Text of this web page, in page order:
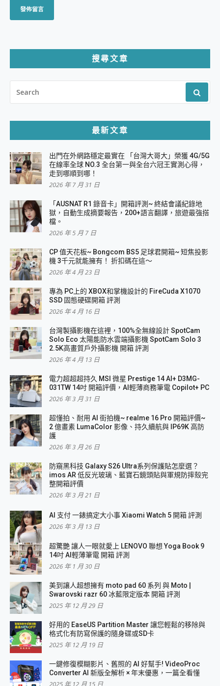
搜尋文章
FOR:
最新文章
出門在外網路穩定最實在 「台灣大哥大」榮獲 4G/5G
在線率全球 NO.3 全台第一與全台六冠王實測心得，
走到哪順到哪！
2026 年 7 月 31 日
「AUSNAT R1 錄音卡」開箱評測~ 終結會議紀錄地
獄，自動生成摘要報告，200+語言翻譯，旅遊最強搭
檔。
2026 年 5 月 7 日
CP 值天花板~ Bongcom BS5 足球君開箱~ 短焦投影
機 3千元就能擁有！ 折扣碼在這～
2026 年 4 月 23 日
專為 PC上的 XBOX和掌機設計的 FireCuda X1070
SSD 固態硬碟開箱 評測
2026 年 4 月 16 日
台灣製攝影機在這裡，100%全無線設計 SpotCam
Solo Eco 太陽能防水雲端攝影機 SpotCam Solo 3
2.5K高畫質戶外攝影機 開箱 評測
2026 年 4 月 13 日
電力超超超持久 MSI 微星 Prestige 14 AI+ D3MG-
031TW 14吋 開箱評價，AI輕薄商務筆電 Copilot+ PC
2026 年 3 月 31 日
超懂拍、耐用 AI 街拍機~ realme 16 Pro 開箱評價~
2 億畫素 LumaColor 影像、持久續航與 IP69K 高防
護
2026 年 3 月 26 日
防窺黑科技 Galaxy S26 Ultra系列保護貼怎麼選？
imos AR 低反光玻璃、藍寶石鏡頭貼與軍規防摔殼完
整開箱評價
2026 年 3 月 21 日
AI 支付 一錶搞定大小事 Xiaomi Watch 5 開箱 評測
2026 年 3 月 13 日
超驚艷 讓人一眼就愛上 LENOVO 聯想 Yoga Book 9
14吋 AI輕薄筆電 開箱 評測
2026 年 1 月 30 日
美到讓人超想擁有 moto pad 60 系列 與 Moto |
Swarovski razr 60 冰藍限定版本 開箱 評測
2025 年 12 月 29 日
好用的 EaseUS Partition Master 讓您輕鬆的移除與
格式化有防寫保護的隨身碟或SD卡
2025 年 12 月 19 日
一鍵修復模糊影片、舊照的 AI 好幫手! VideoProc
Converter AI 新版全解析 × 年末優惠，一篇全看懂
2025 年 12 月 15 日